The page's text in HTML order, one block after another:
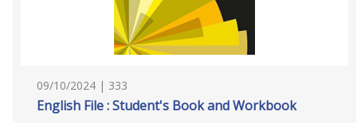
09/10/2024 | 333
English File : Student's Book and Workbook